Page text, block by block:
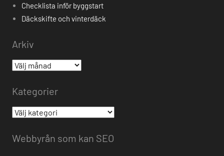
Checklista inför byggstart
Däckskifte och vinterdäck
Arkiv
Arkiv
Kategorier
Kategorier
Webbyrån som kan SEO